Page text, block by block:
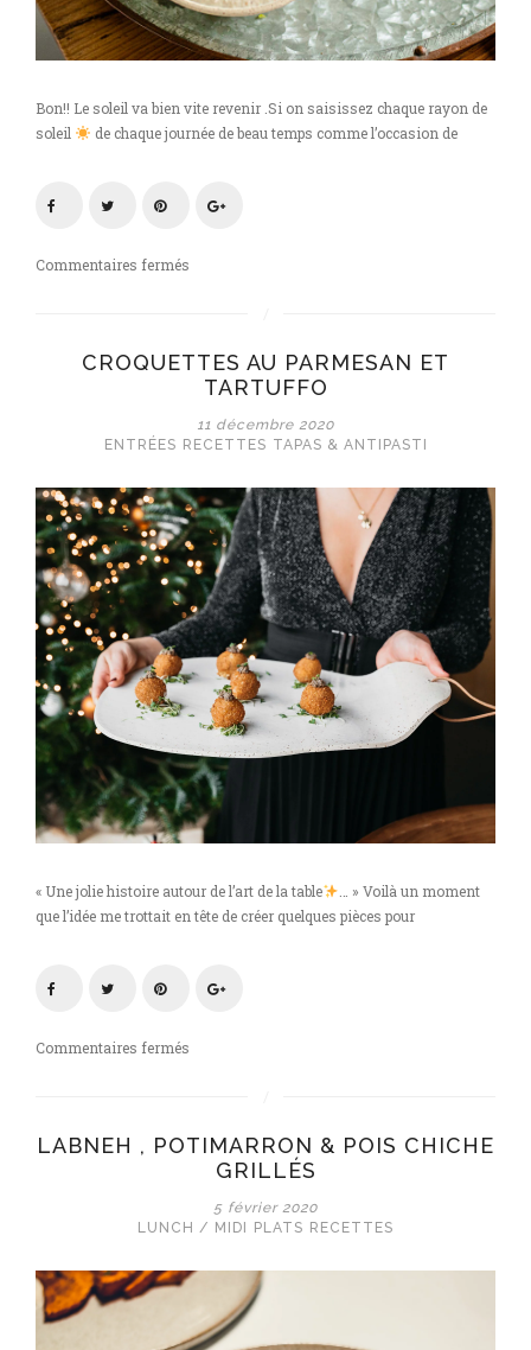
Bon!! Le soleil va bien vite revenir .Si on saisissez chaque rayon de
soleil
de chaque journée de beau temps comme l’occasion de
Commentaires fermés
truite
fumée
au
CROQUETTES AU PARMESAN ET
TARTUFFO
11 décembre 2020
ENTRÉES RECETTES TAPAS & ANTIPASTI
« Une jolie histoire autour de l’art de la table
… » Voilà un moment
que l’idée me trottait en tête de créer quelques pièces pour
Commentaires fermés
et
tartuffo
LABNEH , POTIMARRON & POIS CHICHE
GRILLÉS
5 février 2020
LUNCH / MIDI
PLATS RECETTES